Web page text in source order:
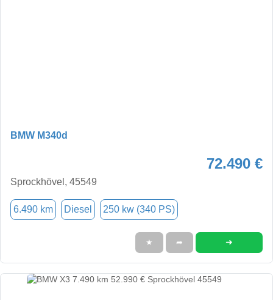
BMW M340d
72.490 €
Sprockhövel, 45549
6.490 km Diesel 250 kw (340 PS)
★ ➦ ➜